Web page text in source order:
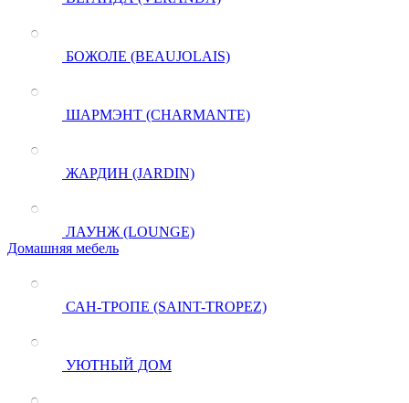
БОЖОЛЕ (BEAUJOLAIS)
ШАРМЭНТ (CHARMANTE)
ЖАРДИН (JARDIN)
ЛАУНЖ (LOUNGE)
Домашняя мебель
САН-ТРОПЕ (SAINT-TROPEZ)
УЮТНЫЙ ДОМ